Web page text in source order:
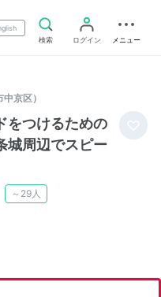
検索
ログイン メニュー
京区）
つけるための
周辺でスピー
～29人